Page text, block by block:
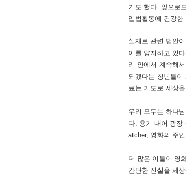
기도 했다. 앞으로
입법활동에 건강
실재로 관련 법안
이를 양지하고 있
리 안에서 계속해
되겠다는 청년들
료는 기도로 세상
우리 모두는 하나
다. 용기 내어 광장
atcher, 영화의 주
더 많은 이들이 영
간단한 진실을 세